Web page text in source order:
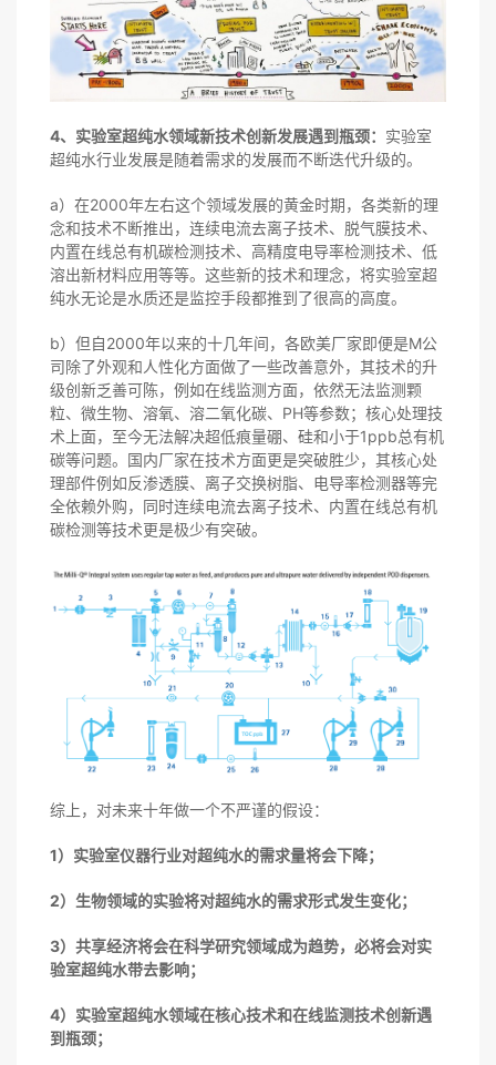
4、实验室超纯水领域新技术创新发展遇到瓶颈： 实验室
超纯水行业发展是随着需求的发展而不断迭代升级的。
a）在2000年左右这个领域发展的黄金时期，各类新的理
念和技术不断推出，连续电流去离子技术、脱气膜技术、
内置在线总有机碳检测技术、高精度电导率检测技术、低
溶出新材料应用等等。这些新的技术和理念，将实验室超
纯水无论是水质还是监控手段都推到了很高的高度。
b）但自2000年以来的十几年间，各欧美厂家即便是M公
司除了外观和人性化方面做了一些改善意外，其技术的升
级创新乏善可陈，例如在线监测方面，依然无法监测颗
粒、微生物、溶氧、溶二氧化碳、PH等参数；核心处理技
术上面，至今无法解决超低痕量硼、硅和小于1ppb总有机
碳等问题。国内厂家在技术方面更是突破胜少，其核心处
理部件例如反渗透膜、离子交换树脂、电导率检测器等完
全依赖外购，同时连续电流去离子技术、内置在线总有机
碳检测等技术更是极少有突破。
综上，对未来十年做一个不严谨的假设：
1）实验室仪器行业对超纯水的需求量将会下降；
2）生物领域的实验将对超纯水的需求形式发生变化；
3）共享经济将会在科学研究领域成为趋势，必将会对实
验室超纯水带去影响；
4）实验室超纯水领域在核心技术和在线监测技术创新遇
到瓶颈；